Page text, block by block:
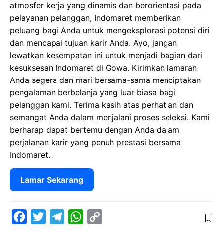
atmosfer kerja yang dinamis dan berorientasi pada
pelayanan pelanggan, Indomaret memberikan
peluang bagi Anda untuk mengeksplorasi potensi diri
dan mencapai tujuan karir Anda. Ayo, jangan
lewatkan kesempatan ini untuk menjadi bagian dari
kesuksesan Indomaret di Gowa. Kirimkan lamaran
Anda segera dan mari bersama-sama menciptakan
pengalaman berbelanja yang luar biasa bagi
pelanggan kami. Terima kasih atas perhatian dan
semangat Anda dalam menjalani proses seleksi. Kami
berharap dapat bertemu dengan Anda dalam
perjalanan karir yang penuh prestasi bersama
Indomaret.
Lamar Sekarang
W